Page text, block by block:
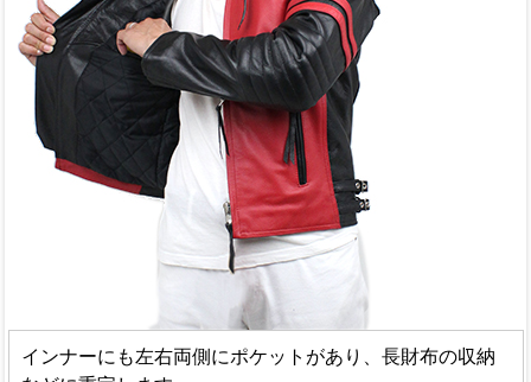
インナーにも左右両側にポケットがあり、長財布の収納